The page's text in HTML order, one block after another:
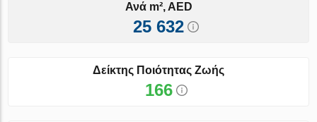
Ανά m², AED
25 632
Δείκτης Ποιότητας Ζωής
166